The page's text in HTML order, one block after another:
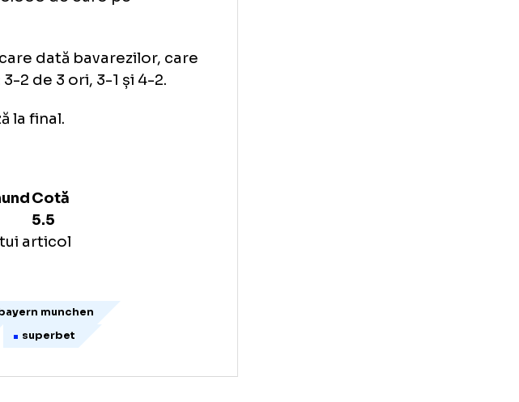
pe bani mulți.
între "cetățeni" și reprezentanții
exorbitante. Haaland
de peste 600.000 de euro,
De Bruyne, 450.000 de euro
550.000 de euro pe
la final.